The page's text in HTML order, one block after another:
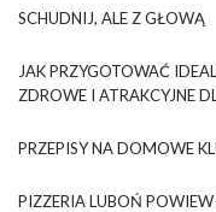
SCHUDNIJ, ALE Z GŁOWĄ
JAK PRZYGOTOWAĆ
ZDROWE I ATRAKCYJNE
PRZEPISY NA DOMOWE
PIZZERIA LUBOŃ